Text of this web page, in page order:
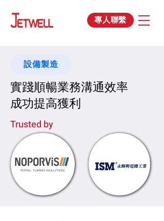
專人聯繫
設備製造
實踐順暢業務溝通效率
成功提高獲利
Trusted by